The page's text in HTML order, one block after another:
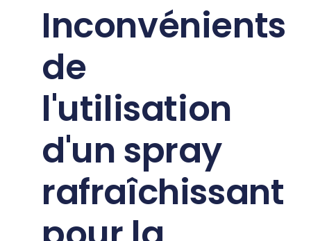
Inconvénients
de
l'utilisation
d'un spray
rafraîchissant